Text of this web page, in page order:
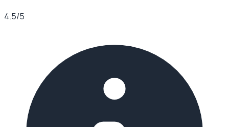
4.5/5